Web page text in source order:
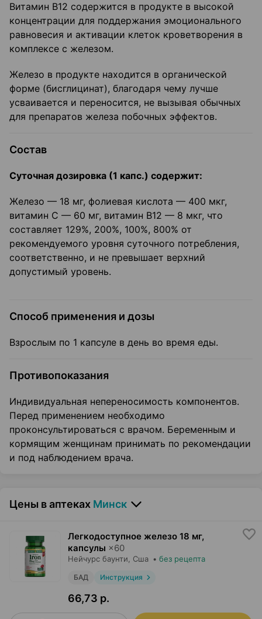
Витамин В12 содержится в продукте в высокой
концентрации для поддержания эмоционального
равновесия и активации клеток кроветворения в
комплексе с железом.
Железо в продукте находится в органической
форме (бисглицинат), благодаря чему лучше
усваивается и переносится, не вызывая обычных
для препаратов железа побочных эффектов.
Состав
Суточная дозировка (1 капс.) содержит:
Железо — 18 мг, фолиевая кислота — 400 мкг,
витамин С — 60 мг, витамин В12 — 8 мкг, что
составляет 129%, 200%, 100%, 800% от
рекомендуемого уровня суточного потребления,
соответственно, и не превышает верхний
допустимый уровень.
Способ применения и дозы
Взрослым по 1 капсуле в день во время еды.
Противопоказания
Индивидуальная непереносимость компонентов.
Перед применением необходимо
проконсультироваться с врачом. Беременным и
кормящим женщинам принимать по рекомендации
и под наблюдением врача.
Цены в аптеках Минск
Легкодоступное железо 18 мг,
капсулы ×60
Нейчурс баунти, Сша • без рецепта
БАД Инструкция
66,73 р.